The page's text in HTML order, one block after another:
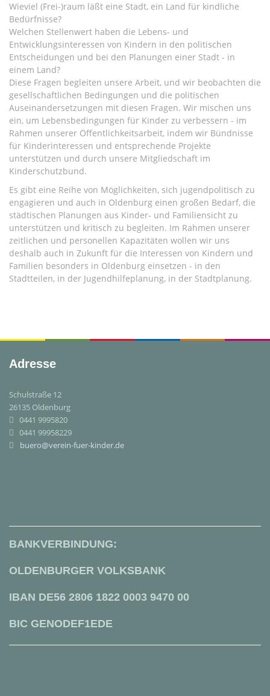
Wieviel (Frei-)raum läßt eine Stadt, ein Land für kindliche
Bedürfnisse?
Welchen Stellenwert haben die Lebens- und
Entwicklungsinteressen von Kindern in den politischen
Entscheidungen und bei den Planungen einer Stadt - in
einem Land?
Diese Fragen begleiten unsere Arbeit, und wir beobachten die
gesellschaftlichen Bedingungen und die politischen
Auseinandersetzungen mit diesen Fragen. Wir mischen uns
ein, um Lebensbedingungen für Kinder zu verbessern - im
Rahmen unserer Öffentlichkeitsarbeit, indem wir Bündnisse
für Kinderinteressen und entsprechende Projekte
unterstützen und durch unsere Mitgliedschaft im
Kinderschutzbund.
Es gibt eine Reihe von Möglichkeiten, sich jugendpolitisch zu
engagieren und auch in Oldenburg einen großen Bedarf, die
städtischen Planungen aus Kinder- und Familiensicht zu
unterstützen und kritisch zu begleiten. Im Rahmen unserer
zeitlichen und personellen Kapazitäten wollen wir uns
deshalb auch in Zukunft für die Interessen von Kindern und
Familien besonders in Oldenburg einsetzen - in den
Stadtteilen, in der Jugendhilfeplanung, in der Stadtplanung.
Adresse
Schulstraße 12
26135 Oldenburg
0441 9995820
0441 99958229
buero@verein-fuer-kinder.de
BANKVERBINDUNG:
OLDENBURGER VOLKSBANK
IBAN DE56 2806 1822 0003 9470 00
BIC GENODEF1EDE